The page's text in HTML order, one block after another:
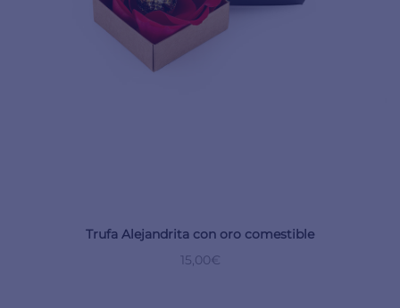
Trufa Alejandrita con oro comestible
15,00€